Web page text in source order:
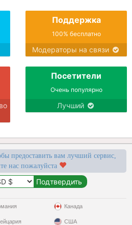
Поддержка
100% бесплатно
Модераторы на связи
Посетители
Очень популярно
Лучший
предоставить вам лучший сервис,
нас пожалуйста
Канада
США